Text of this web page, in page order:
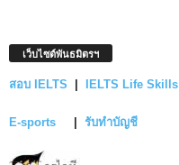
เว็บไซต์พันธมิตรฯ
สอบ IELTS IELTS Life Skills
E-sports รับทำบัญชี